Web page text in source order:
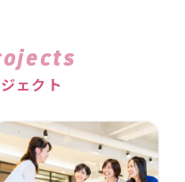
ェクト